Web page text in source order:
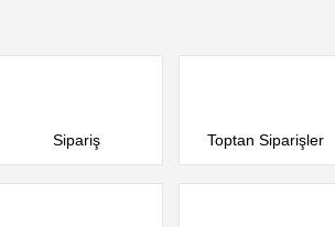
Sipariş Toptan Siparişler